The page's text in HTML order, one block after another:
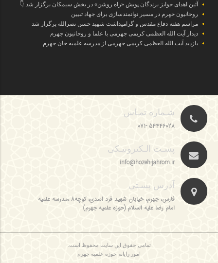
آئین اهدای جوایز برندگان پویش «راه روشن» در بخش سیمکان برگزار شد.👇
روحانیون جهرم در مسیر توانمندسازی برای جهاد تبیین
مراسم هفته دفاع مقدس و گرامیداشت شهید حسن نصرالله برگزار شد
دیدار آیت الله العظمی کریمی جهرمی با علما و روحانیون جهرم
بازدید آیت الله العظمی کریمی جهرمی از مدرسه علمیه خان جهرم
شـماره تمـاس
54446028 -071
پسـت الـکترونیـکی
info@hozeh-jahrom.ir
آدرس پسـتی
فارس، جهرم، خیابان شهید فرد اسدی، کوچه8 ،مدرسه علمیه
امام رضا علیه السلام (حوزه علمیه جهرم)
تمامی حقوق این سایت محفوظ است.
امور رایانه حوزه علمیه جهرم